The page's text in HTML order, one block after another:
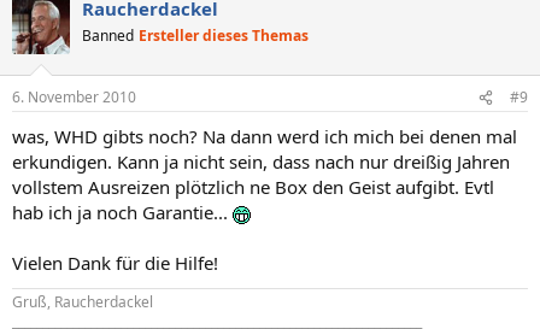
Raucherdackel
Banned Ersteller dieses Themas
6. November 2010 #9
was, WHD gibts noch? Na dann werd ich mich bei denen mal
erkundigen. Kann ja nicht sein, dass nach nur dreißig Jahren
vollstem Ausreizen plötzlich ne Box den Geist aufgibt. Evtl
hab ich ja noch Garantie...
Vielen Dank für die Hilfe!
Gruß, Raucherdackel